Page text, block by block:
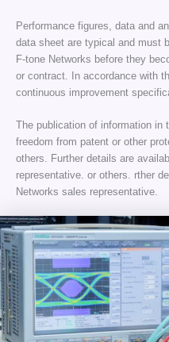
Performance figures, data and
data sheet are typical and must
F-tone Networks before they
or contract. In accordance with
continuous improvement
The publication of information in
freedom from patent or other
others. Further details are
representative. or others. rther
Networks sales representative.